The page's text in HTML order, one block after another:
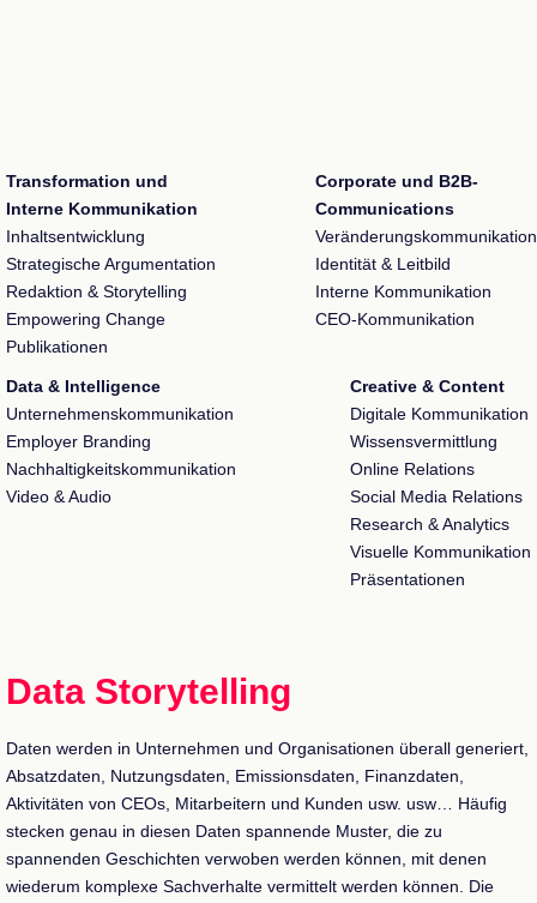
Transformation und
Interne Kommunikation
Inhaltsentwicklung
Strategische Argumentation
Redaktion & Storytelling
Empowering Change
Publikationen
Corporate und B2B-
Communications
Veränderungskommunikation
Identität & Leitbild
Interne Kommunikation
CEO-Kommunikation
Data & Intelligence
Unternehmenskommunikation
Employer Branding
Nachhaltigkeitskommunikation
Video & Audio
Creative & Content
Digitale Kommunikation
Wissensvermittlung
Online Relations
Social Media Relations
Research & Analytics
Visuelle Kommunikation
Präsentationen
Data Storytelling
Daten werden in Unternehmen und Organisationen überall generiert,
Absatzdaten, Nutzungsdaten, Emissionsdaten, Finanzdaten,
Aktivitäten von CEOs, Mitarbeitern und Kunden usw. usw… Häufig
stecken genau in diesen Daten spannende Muster, die zu
spannenden Geschichten verwoben werden können, mit denen
wiederum komplexe Sachverhalte vermittelt werden können. Die